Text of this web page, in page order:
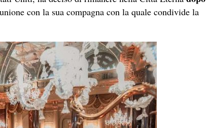
con la sua compagna con la quale condivide la